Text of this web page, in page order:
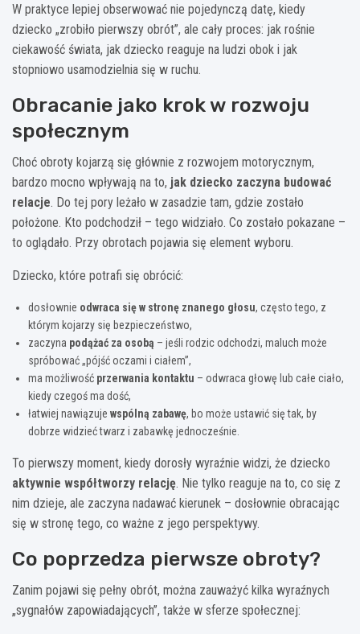
W praktyce lepiej obserwować nie pojedynczą datę, kiedy
dziecko „zrobiło pierwszy obrót”, ale cały proces: jak rośnie
ciekawość świata, jak dziecko reaguje na ludzi obok i jak
stopniowo usamodzielnia się w ruchu.
Obracanie jako krok w rozwoju
społecznym
Choć obroty kojarzą się głównie z rozwojem motorycznym,
bardzo mocno wpływają na to, jak dziecko zaczyna budować
relacje. Do tej pory leżało w zasadzie tam, gdzie zostało
położone. Kto podchodził – tego widziało. Co zostało pokazane –
to oglądało. Przy obrotach pojawia się element wyboru.
Dziecko, które potrafi się obrócić:
dosłownie odwraca się w stronę znanego głosu, często tego, z
którym kojarzy się bezpieczeństwo,
zaczyna podążać za osobą – jeśli rodzic odchodzi, maluch może
spróbować „pójść oczami i ciałem”,
ma możliwość przerwania kontaktu – odwraca głowę lub całe ciało,
kiedy czegoś ma dość,
łatwiej nawiązuje wspólną zabawę, bo może ustawić się tak, by
dobrze widzieć twarz i zabawkę jednocześnie.
To pierwszy moment, kiedy dorosły wyraźnie widzi, że dziecko
aktywnie współtworzy relację. Nie tylko reaguje na to, co się z
nim dzieje, ale zaczyna nadawać kierunek – dosłownie obracając
się w stronę tego, co ważne z jego perspektywy.
Co poprzedza pierwsze obroty?
Zanim pojawi się pełny obrót, można zauważyć kilka wyraźnych
„sygnałów zapowiadających”, także w sferze społecznej: